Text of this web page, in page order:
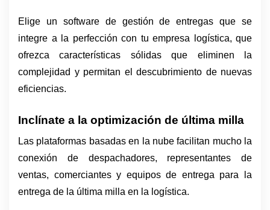
Elige un software de gestión de entregas que se
integre a la perfección con tu empresa logística, que
ofrezca características sólidas que eliminen la
complejidad y permitan el descubrimiento de nuevas
eficiencias.
Inclínate a la optimización de última milla
Las plataformas basadas en la nube facilitan mucho la
conexión de despachadores, representantes de
ventas, comerciantes y equipos de entrega para la
entrega de la última milla en la logística.